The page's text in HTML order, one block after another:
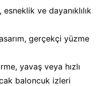
ve dayanıklılık
gerçekçi yüzme
yavaş veya hızlı
baloncuk izleri